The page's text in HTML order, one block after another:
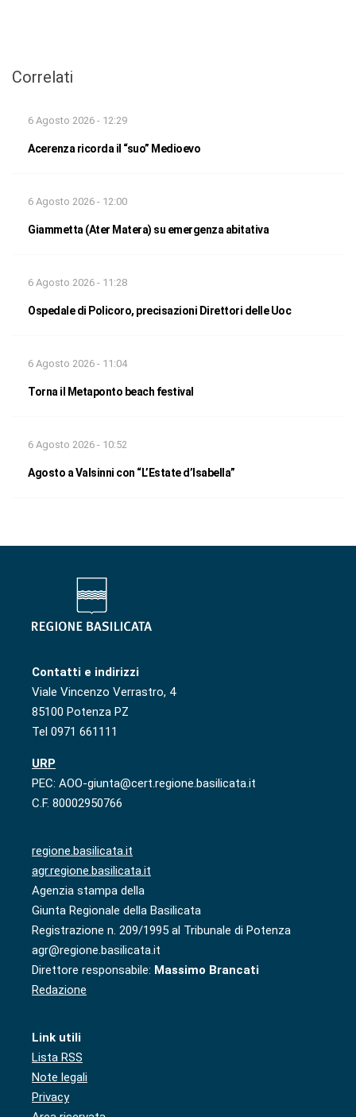
Correlati
6 Agosto 2026 - 12:29
Acerenza ricorda il “suo” Medioevo
6 Agosto 2026 - 12:00
Giammetta (Ater Matera) su emergenza abitativa
6 Agosto 2026 - 11:28
Ospedale di Policoro, precisazioni Direttori delle Uoc
6 Agosto 2026 - 11:04
Torna il Metaponto beach festival
6 Agosto 2026 - 10:52
Agosto a Valsinni con “L’Estate d’Isabella”
Contatti e indirizzi
Viale Vincenzo Verrastro, 4
85100 Potenza PZ
Tel 0971 661111
URP
PEC: AOO-giunta@cert.regione.basilicata.it
C.F. 80002950766
regione.basilicata.it
agr.regione.basilicata.it
Agenzia stampa della
Giunta Regionale della Basilicata
Registrazione n. 209/1995 al Tribunale di Potenza
agr@regione.basilicata.it
Direttore responsabile: Massimo Brancati
Redazione
Link utili
Lista RSS
Note legali
Privacy